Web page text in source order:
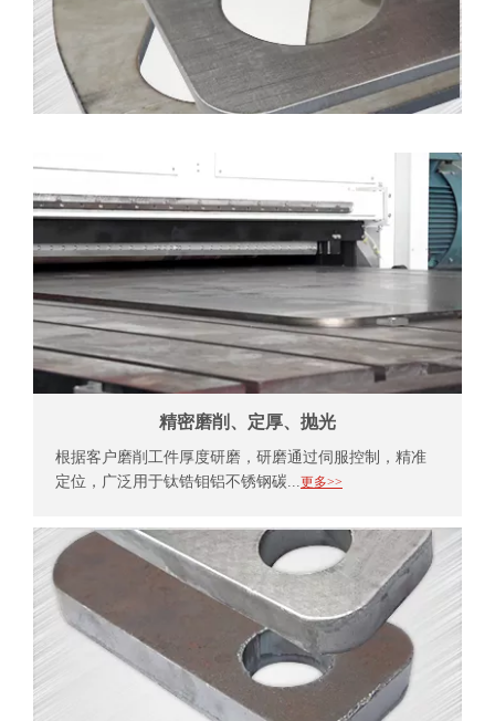
切割、冲压平面工件边角倒圆
经冲剪、激光切割、平面磨削的平面工件需要边角倒
圆，去除锋利的边缘，产生一个匀称...更多>>
平面金属表面拉丝、抛光
祥生牌拉丝机可加工各种花纹，包括用于装饰用途的
No.4短丝、HL长直丝，还可以打造乱...更多>>
精密磨削、定厚、抛光
根据客户磨削工件厚度研磨，研磨通过伺服控制，精准
定位，广泛用于钛锆钼铝不锈钢碳...更多>>